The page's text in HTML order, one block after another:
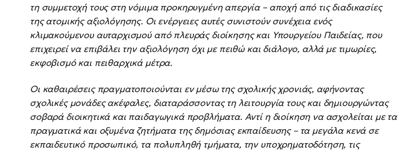
τη συμμετοχή τους στη νόμιμα προκηρυγμένη απεργία – αποχή από τις διαδικασίες
της ατομικής αξιολόγησης. Οι ενέργειες αυτές συνιστούν συνέχεια ενός
κλιμακούμενου αυταρχισμού από πλευράς διοίκησης και Υπουργείου Παιδείας, που
επιχειρεί να επιβάλει την αξιολόγηση όχι με πειθώ και διάλογο, αλλά με τιμωρίες,
εκφοβισμό και πειθαρχικά μέτρα.
Οι καθαιρέσεις πραγματοποιούνται εν μέσω της σχολικής χρονιάς, αφήνοντας
σχολικές μονάδες ακέφαλες, διαταράσσοντας τη λειτουργία τους και δημιουργώντας
σοβαρά διοικητικά και παιδαγωγικά προβλήματα. Αντί η διοίκηση να ασχολείται με τα
πραγματικά και οξυμένα ζητήματα της δημόσιας εκπαίδευσης – τα μεγάλα κενά σε
εκπαιδευτικό προσωπικό, τα πολυπληθή τμήματα, την υποχρηματοδότηση, τις